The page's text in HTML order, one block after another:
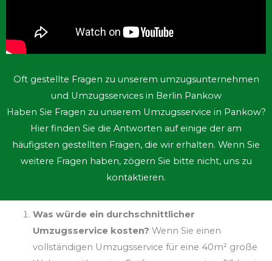
Oft gestellte Fragen zu unserem umzugsunternehmen
und Umzugsservices in Berlin Pankow
Haben Sie Fragen zu unserem Umzugsservice in Pankow?
Hier finden Sie die Antworten auf einige der am
häufigsten gestellten Fragen, die wir erhalten. Wenn Sie
weitere Fragen haben, zögern Sie bitte nicht, uns zu
kontaktieren.
Was würde ein durchschnittlicher
Umzugsservice kosten? Wenn Sie einen
vollständigen Umzugsservice für eine 40m² große